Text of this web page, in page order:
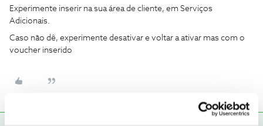
Experimente inserir na sua área de cliente, em Serviços
Adicionais.
Caso não dê, experimente desativar e voltar a ativar mas com o
voucher inserido